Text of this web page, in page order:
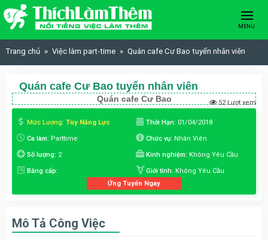
Skip to content
MENU
Trang chủ Việc làm part-time Quán cafe Cư Bao tuyển nhân viên
Quán cafe Cư Bao tuyển nhân viên
Quán cafe Cư Bao 52 Lượt xem
Mức Lương: Tùy Năng Lực Thời Hạn: 01/04/2018
Ca làm: Parttime Chức vụ: Nhân Viên
Số lượng: 2 Kinh nghiệm: Không Yêu Cầu
Bằng cấp: Giới tính: Không Yêu Cầu
Ứng Tuyển Ngay
Mô Tả Công Việc